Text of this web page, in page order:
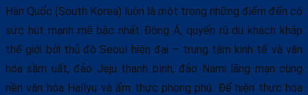
Hàn Quốc (South Korea) luôn là một trong những điểm đến có
sức hút mạnh mẽ bậc nhất Đông Á, quyến rũ du khách khắp
thế giới bởi thủ đô Seoul hiện đại – trung tâm kinh tế và văn
hóa sầm uất, đảo Jeju thanh bình, đảo Nami lãng mạn cùng
nền văn hóa Hallyu và ẩm thực phong phú. Để hiện thực hóa